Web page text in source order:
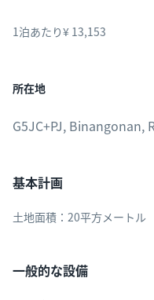
1泊あたり¥ 13,153
所在地
G5JC+PJ, Binangonan,
基本計画
土地面積：20平方メートル
一般的な設備